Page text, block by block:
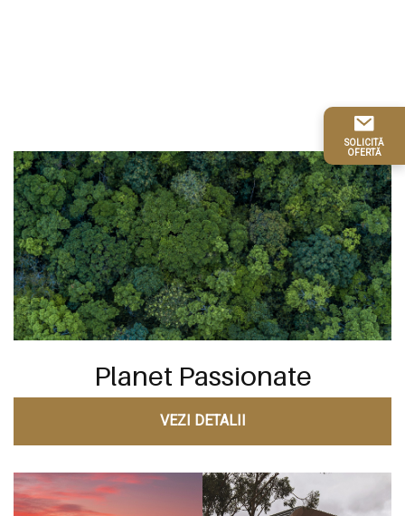
SOLICITĂ
OFERTĂ
Planet Passionate
VEZI DETALII